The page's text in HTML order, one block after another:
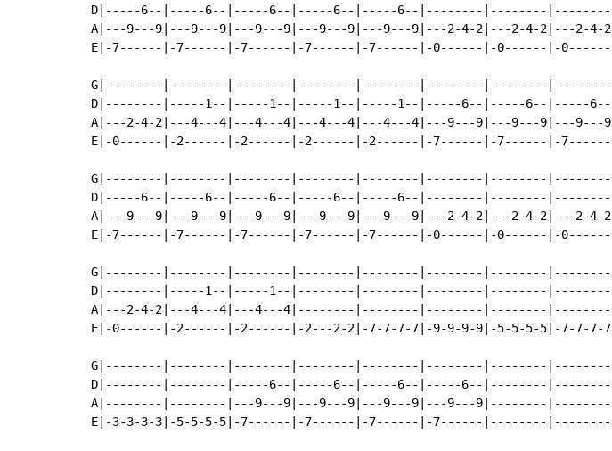
D|-----6--|-----6--|-----6--|-----6--|-----6--|--------|--------|--------|
A|---9---9|---9---9|---9---9|---9---9|---9---9|---2-4-2|---2-4-2|---2-4-2|
E|-7------|-7------|-7------|-7------|-7------|-0------|-0------|-0------|
G|--------|--------|--------|--------|--------|--------|--------|--------|
D|--------|-----1--|-----1--|-----1--|-----1--|-----6--|-----6--|-----6--|
A|---2-4-2|---4---4|---4---4|---4---4|---4---4|---9---9|---9---9|---9---9|
E|-0------|-2------|-2------|-2------|-2------|-7------|-7------|-7------|
G|--------|--------|--------|--------|--------|--------|--------|--------|
D|-----6--|-----6--|-----6--|-----6--|-----6--|--------|--------|--------|
A|---9---9|---9---9|---9---9|---9---9|---9---9|---2-4-2|---2-4-2|---2-4-2|
E|-7------|-7------|-7------|-7------|-7------|-0------|-0------|-0------|
G|--------|--------|--------|--------|--------|--------|--------|--------|
D|--------|-----1--|-----1--|--------|--------|--------|--------|--------|
A|---2-4-2|---4---4|---4---4|--------|--------|--------|--------|--------|
E|-0------|-2------|-2------|-2---2-2|-7-7-7-7|-9-9-9-9|-5-5-5-5|-7-7-7-7|
G|--------|--------|--------|--------|--------|--------|--------|--------|
D|--------|--------|-----6--|-----6--|-----6--|-----6--|--------|--------|
A|--------|--------|---9---9|---9---9|---9---9|---9---9|--------|--------|
E|-3-3-3-3|-5-5-5-5|-7------|-7------|-7------|-7------|--------|--------|